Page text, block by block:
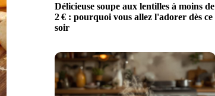
Délicieuse soupe aux lentilles à moins de
2 € : pourquoi vous allez l'adorer dès ce
soir